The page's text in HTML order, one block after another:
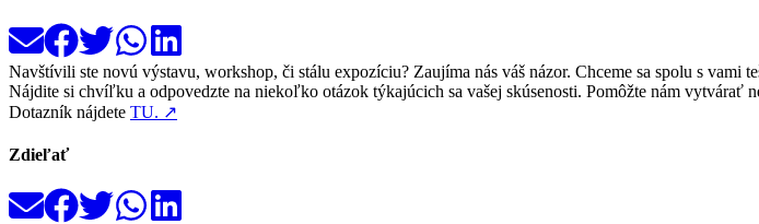
Navštívili ste novú výstavu, workshop, či stálu expozíciu? Zaujíma nás váš názor. Chceme sa spolu s vami
Nájdite si chvíľku a odpovedzte na niekoľko otázok týkajúcich sa vašej skúsenosti. Pomôžte nám vytvárať
Dotazník nájdete TU. ↗
Zdieľať